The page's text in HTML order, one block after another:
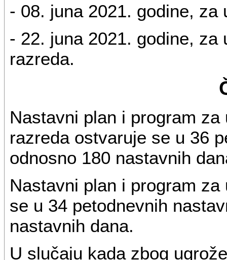
- 08. juna 2021. godine, za
- 22. juna 2021. godine, za
razreda.
Nastavni plan i program
razreda ostvaruje se u 36
odnosno 180 nastavnih
Nastavni plan i program
se u 34 petodnevnih
nastavnih dana.
U slučaju kada zbog